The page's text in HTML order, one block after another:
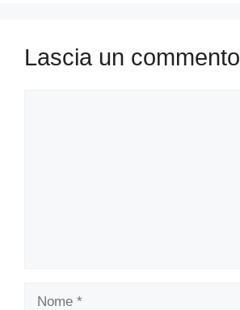
Lascia un commento